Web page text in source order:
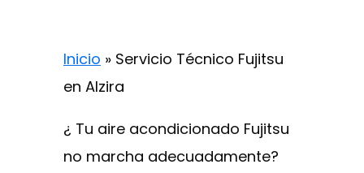
Inicio » Servicio Técnico Fujitsu
en Alzira
¿ Tu aire acondicionado Fujitsu
no marcha adecuadamente?